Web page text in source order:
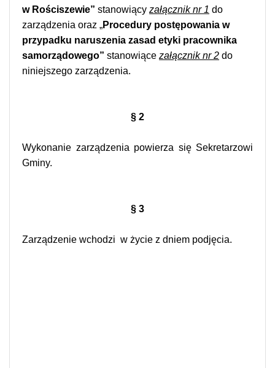
w Rościszewie” stanowiący załącznik nr 1 do
zarządzenia oraz „Procedury postępowania w
przypadku naruszenia zasad etyki pracownika
samorządowego” stanowiące załącznik nr 2 do
niniejszego zarządzenia.
§ 2
Wykonanie zarządzenia powierza się Sekretarzowi
Gminy.
§ 3
Zarządzenie wchodzi w życie z dniem podjęcia.